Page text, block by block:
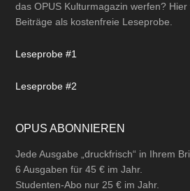
das OPUS Kulturmagazin werfen?
Beiträge als kostenfreie Leseprobe.
Leseprobe #1
Leseprobe #2
OPUS ABONNIEREN
Jede Ausgabe „druckfrisch“ in Ihrem
6 Ausgaben für 45 € im Jahr.
Studenten-Abo nur 25 € im Jahr.